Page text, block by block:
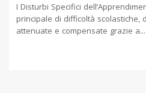
I Disturbi Specifici
principale di difficoltà scolastiche,
attenuate e compensate grazie a...